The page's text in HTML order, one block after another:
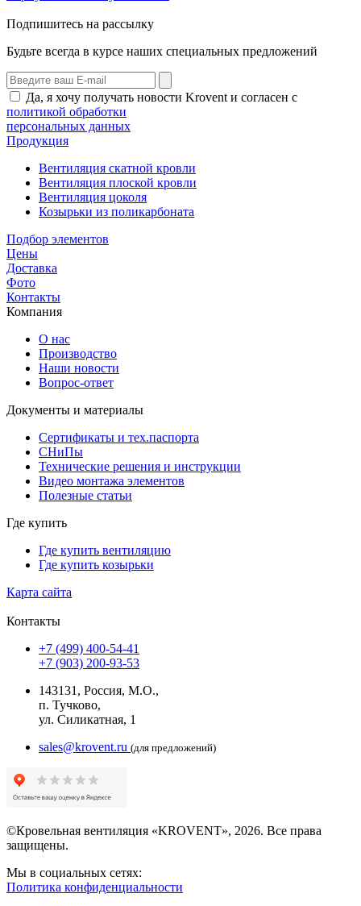
Подпишитесь на рассылку
Будьте всегда в курсе наших специальных предложений
Да, я хочу получать новости Krovent и согласен с
политикой обработки
персональных данных
Продукция
Вентиляция скатной кровли
Вентиляция плоской кровли
Вентиляция цоколя
Козырьки из поликарбоната
Подбор элементов
Цены
Доставка
Фото
Контакты
Компания
О нас
Производство
Наши новости
Вопрос-ответ
Документы и материалы
Сертификаты и тех.паспорта
СНиПы
Технические решения и инструкции
Видео монтажа элементов
Полезные статьи
Где купить
Где купить вентиляцию
Где купить козырьки
Карта сайта
Контакты
+7 (499) 400-54-41
+7 (903) 200-93-53
143131, Россия, М.О.,
п. Тучково,
ул. Силикатная, 1
sales@krovent.ru (для предложений)
©Кровельная вентиляция «KROVENT», 2026. Все права
защищены.
Мы в социальных сетях:
Политика конфиденциальности